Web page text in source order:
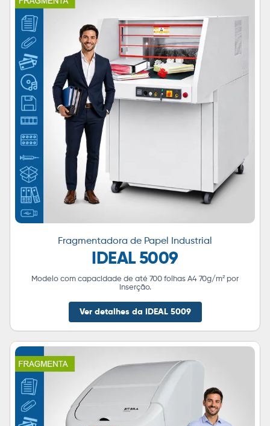
Fragmentadora de Papel Industrial
IDEAL 5009
Modelo com capacidade de até 700 folhas A4 70g/m² por
inserção.
Ver detalhes da IDEAL 5009